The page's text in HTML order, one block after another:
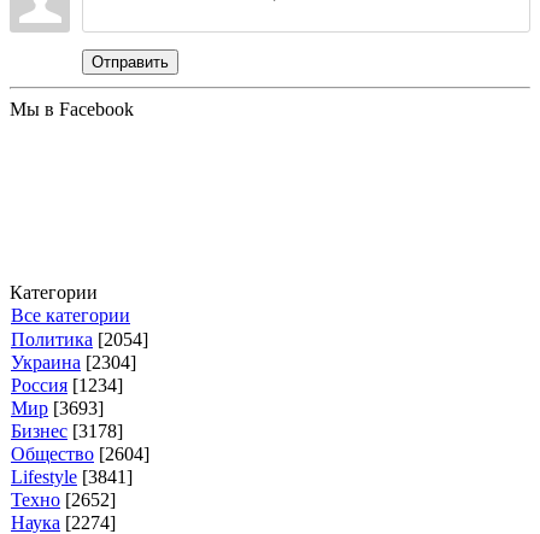
Отправить
Мы в Facebook
Категории
Все категории
Политика [2054]
Украина [2304]
Россия [1234]
Мир [3693]
Бизнес [3178]
Общество [2604]
Lifestyle [3841]
Техно [2652]
Наука [2274]